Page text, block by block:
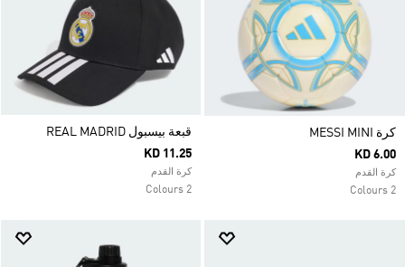
كرة MESSI MINI
KD 6.00
كرة القدم
2 Colours
قبعة بيسبول REAL MADRID
KD 11.25
كرة القدم
2 Colours